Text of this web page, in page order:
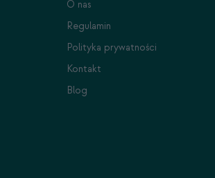
O nas
Regulamin
Polityka prywatności
Kontakt
Blog